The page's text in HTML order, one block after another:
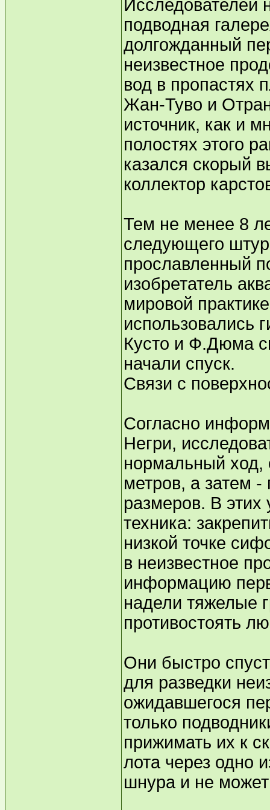
Исследователей
подводная
долгожданный
неизвестное
вод в пропастях
Жан-Туво и
источник, как и
полостях этого
казался скорый
коллектор
Тем не менее 8
следующего
прославленный
изобретатель
мировой
использовались
Кусто и Ф.Дюма
начали спуск.
Связи с
Согласно
Негри,
нормальный ход,
метров, а затем
размеров. В
техника:
низкой точке
в неизвестное
информацию
надели тяжелые
противостоять
Они быстро
для разведки
ожидавшегося
только
прижимать их к
лота через одно
шнура и не может